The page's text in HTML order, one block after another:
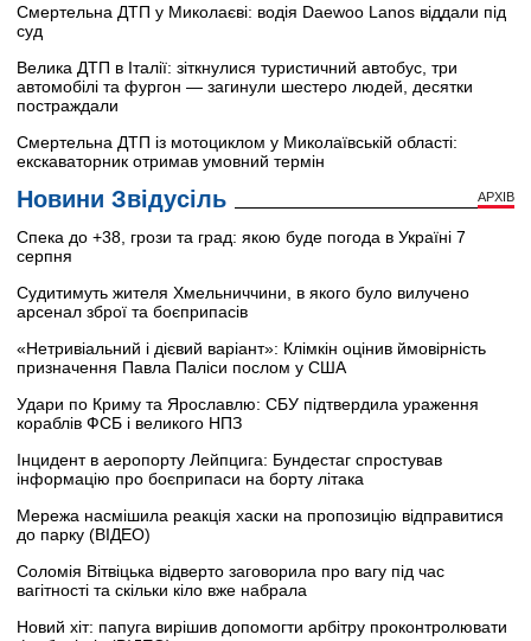
Смертельна ДТП у Миколаєві: водія Daewoo Lanos віддали під
суд
Велика ДТП в Італії: зіткнулися туристичний автобус, три
автомобілі та фургон — загинули шестеро людей, десятки
постраждали
Смертельна ДТП із мотоциклом у Миколаївській області:
екскаваторник отримав умовний термін
Новини Звідусіль АРХІВ
Спека до +38, грози та град: якою буде погода в Україні 7
серпня
Судитимуть жителя Хмельниччини, в якого було вилучено
арсенал зброї та боєприпасів
«Нетривіальний і дієвий варіант»: Клімкін оцінив ймовірність
призначення Павла Паліси послом у США
Удари по Криму та Ярославлю: СБУ підтвердила ураження
кораблів ФСБ і великого НПЗ
Інцидент в аеропорту Лейпцига: Бундестаг спростував
інформацію про боєприпаси на борту літака
Мережа насмішила реакція хаски на пропозицію відправитися
до парку (ВІДЕО)
Соломія Вітвіцька відверто заговорила про вагу під час
вагітності та скільки кіло вже набрала
Новий хіт: папуга вирішив допомогти арбітру проконтролювати